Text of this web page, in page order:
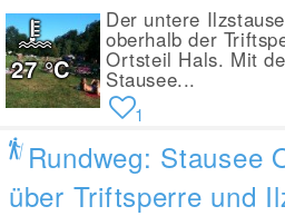
Der untere
oberhalb der
Ortsteil Hals. Mit
Stausee...
27°C
1
Rundweg: Stausee
über Triftsperre und